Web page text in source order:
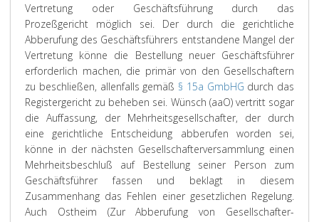
Vertretung oder Geschäftsführung durch das
Prozeßgericht möglich sei. Der durch die gerichtliche
Abberufung des Geschäftsführers entstandene Mangel der
Vertretung könne die Bestellung neuer Geschäftsführer
erforderlich machen, die primär von den Gesellschaftern
zu beschließen, allenfalls gemäß § 15a GmbHG durch das
Registergericht zu beheben sei. Wünsch (aaO) vertritt sogar
die Auffassung, der Mehrheitsgesellschafter, der durch
eine gerichtliche Entscheidung abberufen worden sei,
könne in der nächsten Gesellschafterversammlung einen
Mehrheitsbeschluß auf Bestellung seiner Person zum
Geschäftsführer fassen und beklagt in diesem
Zusammenhang das Fehlen einer gesetzlichen Regelung.
Auch Ostheim (Zur Abberufung von Gesellschafter-